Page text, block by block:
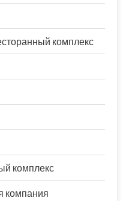
комплекс
комплекс
компания